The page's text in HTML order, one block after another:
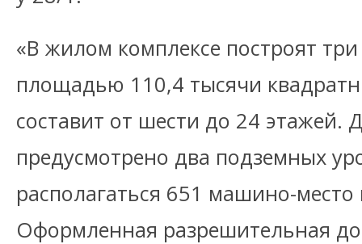
«В жилом комплексе построят
площадью 110,4 тысячи
составит от шести до 24 этажей.
предусмотрено два подземных
располагаться 651 машино-
Оформленная разрешительная